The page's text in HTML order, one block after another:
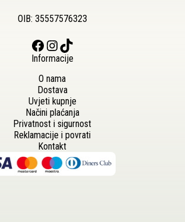
OIB: 35557576323
Facebook Instagram TikTok
Informacije
O nama
Dostava
Uvjeti kupnje
Načini plaćanja
Privatnost i sigurnost
Reklamacije i povrati
Kontakt